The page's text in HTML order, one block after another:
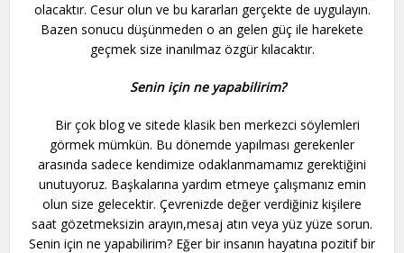
olacaktır. Cesur olun ve bu kararları gerçekte de uygulayın.
Bazen sonucu düşünmeden o an gelen güç ile harekete
geçmek size inanılmaz özgür kılacaktır.
Senin için ne yapabilirim?
Bir çok blog ve sitede klasik ben merkezci söylemleri
görmek mümkün. Bu dönemde yapılması gerekenler
arasında sadece kendimize odaklanmamamız gerektiğini
unutuyoruz. Başkalarına yardım etmeye çalışmanız emin
olun size gelecektir. Çevrenizde değer verdiğiniz kişilere
saat gözetmeksizin arayın,mesaj atın veya yüz yüze sorun.
Senin için ne yapabilirim? Eğer bir insanın hayatına pozitif bir